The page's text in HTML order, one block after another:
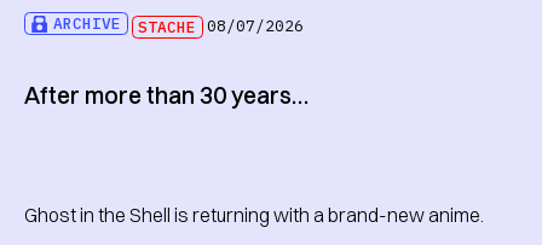
ARCHIVE STACHE 08/07/2026
After more than 30 years…
Ghost in the Shell is returning with a brand-new anime.